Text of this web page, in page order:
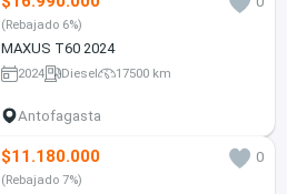
(Rebajado 6%)
MAXUS T60 2024
2024 Diesel 17500 km
Antofagasta
$11.180.000 0
(Rebajado 7%)